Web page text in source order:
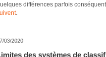
différences parfois
.
03/2020
des systèmes de